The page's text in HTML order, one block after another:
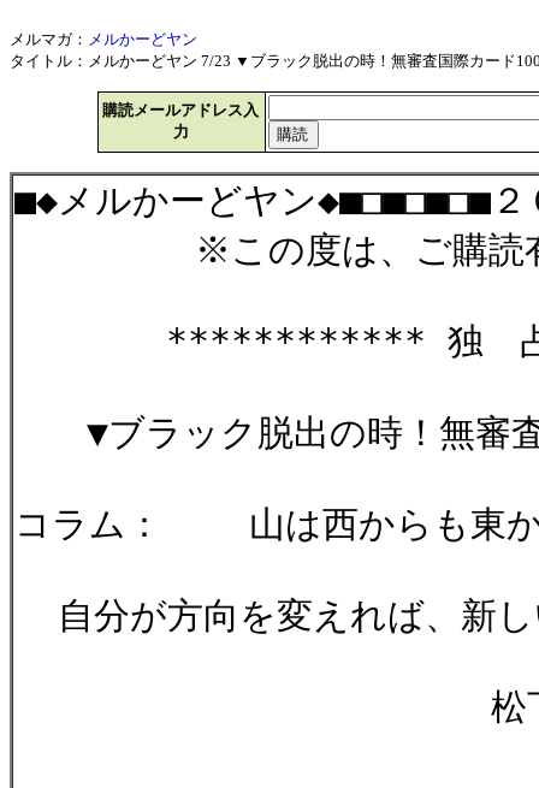
メルマガ： メルかーどヤン
タイトル：メルかーどヤン 7/23 ▼ブラック脱出の時！無審査国際カード
購読メールアドレス入
力
■◆メルかーどヤン◆■□■□■□■
※この度は、ご購読有
************ 独 占
▼ブラック脱出の時！無審査
コラム： 山は西からも東か
自分が方向を変えれば、新
松下幸之助（パ